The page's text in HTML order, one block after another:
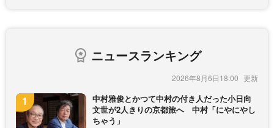
ニュースランキング
2026年8月6日18:00
中村雅俊とかつて中村の付き人だった小日向
文世が2人きりの京都旅へ 中村「にやにやし
ちゃう」